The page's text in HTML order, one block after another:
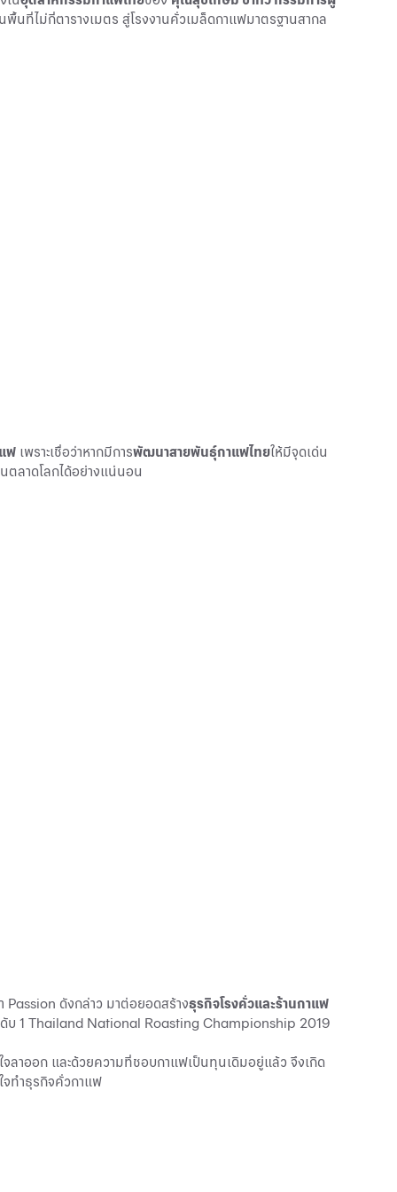
พื้นที่ไม่กี่ตารางเมตร สู่โรงงานคั่วเมล็ดกาแฟมาตรฐานสากล
ฟ เพราะเชื่อว่าหากมีการพัฒนาสายพันธุ์กาแฟไทยให้มีจุดเด่น
ตลาดโลกได้อย่างแน่นอน
Passion ดังกล่าว มาต่อยอดสร้างธุรกิจโรงคั่วและร้านกาแฟ
ดับ 1 Thailand National Roasting Championship 2019
ลาออก และด้วยความที่ชอบกาแฟเป็นทุนเดิมอยู่แล้ว จึงเกิด
จทำธุรกิจคั่วกาแฟ